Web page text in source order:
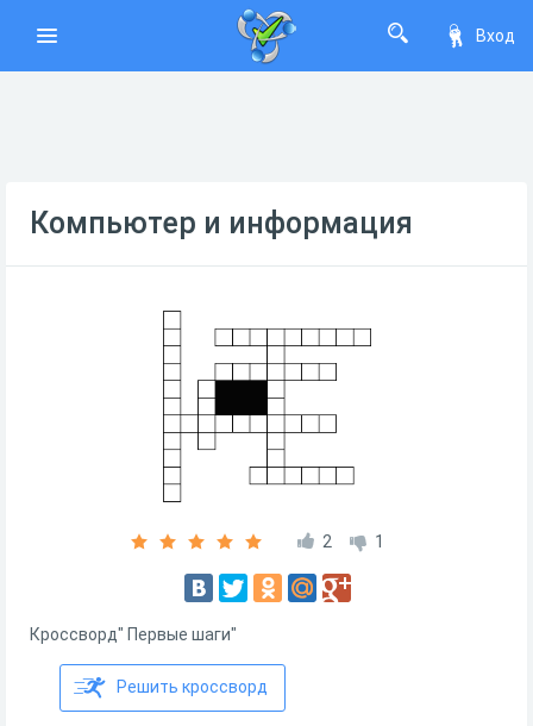
Вход
Компьютер и информация
2 1
Кроссворд" Первые шаги"
Решить кроссворд